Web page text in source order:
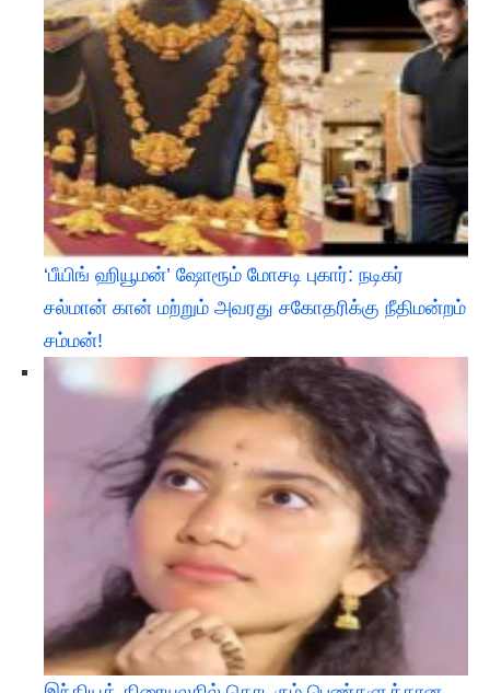
‘பீயிங் ஹியூமன்’ ஷோரூம் மோசடி புகார்: நடிகர்
சல்மான் கான் மற்றும் அவரது சகோதரிக்கு நீதிமன்றம்
சம்மன்!